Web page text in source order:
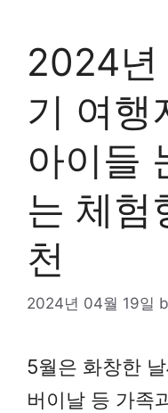
2024년
기 여행
아이들
는 체험
천
2024년 04월 19일
5월은 화창한
버이날 등 가족